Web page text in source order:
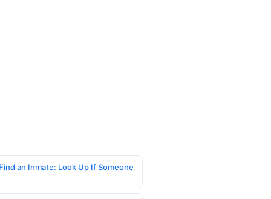
an Inmate: Look Up If Someone